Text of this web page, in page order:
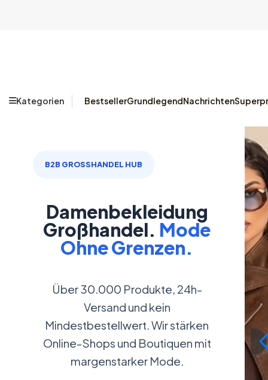
Kategorien BestsellerGrundlegendNachrichten
B2B GROSSHANDEL HUB
Damenbekleidung
Großhandel. Mode
Ohne Grenzen.
Über 30.000 Produkte, 24h-
Versand und kein
Mindestbestellwert. Wir stärken
Online-Shops und Boutiquen mit
margenstarker Mode.